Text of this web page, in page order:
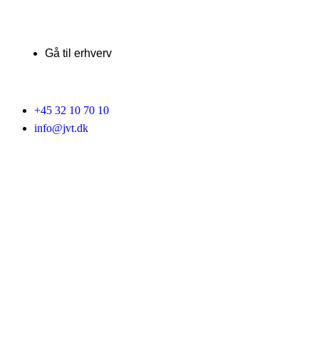
Gå til erhverv
+45 32 10 70 10
info@jvt.dk